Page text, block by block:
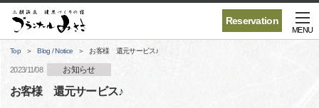
Reservation
MENU
Top Blog / Notice お客様 還元サービス♪
2023/11/08 お知らせ
お客様 還元サービス♪